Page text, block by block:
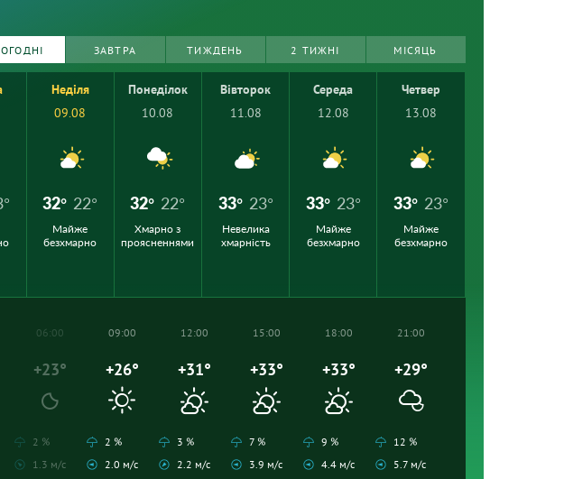
ЗАВТРА ТИЖДЕНЬ 2 ТИЖНІ МІСЯЦЬ
Неділя
09.08
32° 22°
Майже
безхмарно
Понеділок
10.08
32° 22°
Хмарно з
проясненнями
Вівторок
11.08
33° 23°
Невелика
хмарність
Середа
12.08
33° 23°
Майже
безхмарно
Четвер
13.08
33° 23°
Майже
безхмарно
06:00
+23°
2 %
1.3 м/с
09:00
+26°
2 %
2.0 м/с
12:00
+31°
3 %
2.2 м/с
15:00
+33°
7 %
3.9 м/с
18:00
+33°
9 %
4.4 м/с
21:00
+29°
12 %
5.7 м/с